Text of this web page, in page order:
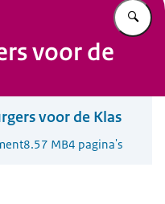
voor de
voor de Klas
8.57 MB4 pagina's